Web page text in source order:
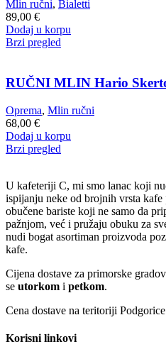
Mlin ručni, Bialetti
89,00 €
Dodaj u korpu
Brzi pregled
RUČNI MLIN Hario
Oprema, Mlin ručni
68,00 €
Dodaj u korpu
Brzi pregled
U kafeteriji C, mi smo lanac koji
ispijanju neke od brojnih vrsta
obučene bariste koji ne samo da
pažnjom, već i pružaju obuku za
nudi bogat asortiman proizvoda
kafe.
Cijena dostave za primorske
se utorkom i petkom.
Cena dostave na teritoriji
Korisni linkovi